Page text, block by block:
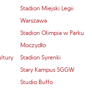
Stadion Miejski Legii
Warszawa
Stadion Olimpia w Parku
Moczydło
Stadion Syrenki
Stary Kampus SGGW
Studio Buffo